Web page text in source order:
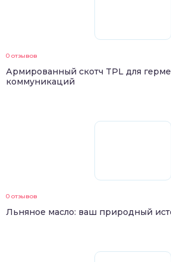
0 отзывов
Армированный скотч TPL для
коммуникаций
0 отзывов
Льняное масло: ваш природный